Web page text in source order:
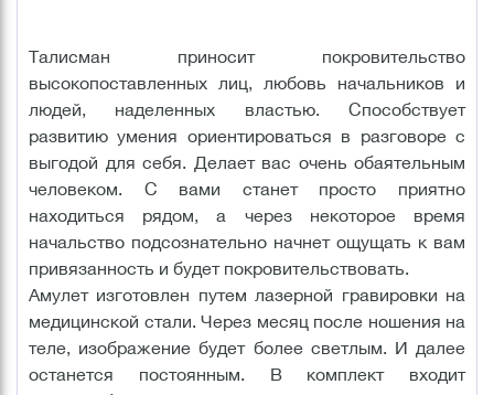
Талисман приносит покровительство
высокопоставленных лиц, любовь начальников и
людей, наделенных властью. Способствует
развитию умения ориентироваться в разговоре с
выгодой для себя. Делает вас очень обаятельным
человеком. С вами станет просто приятно
находиться рядом, а через некоторое время
начальство подсознательно начнет ощущать к вам
привязанность и будет покровительствовать.
Амулет изготовлен путем лазерной гравировки на
медицинской стали. Через месяц после ношения на
теле, изображение будет более светлым. И далее
останется постоянным. В комплект входит